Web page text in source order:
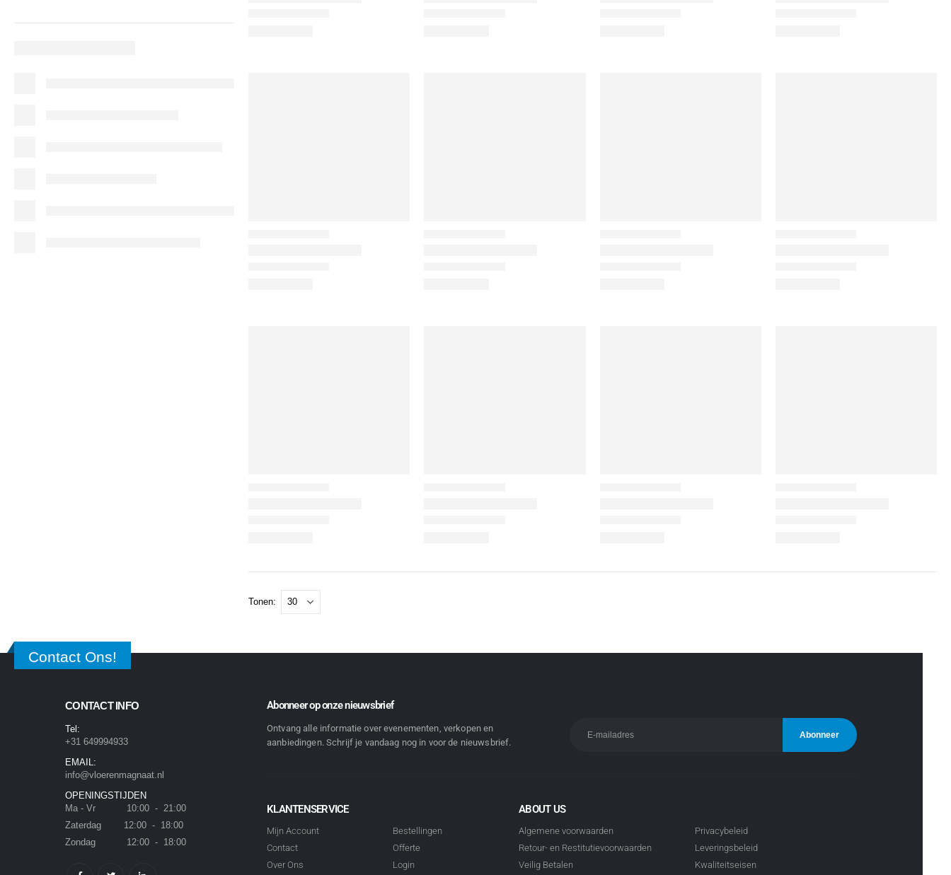
Tonen:
Contact Ons!
CONTACT INFO
Tel:
+31 649994933
EMAIL:
info@vloerenmagnaat.nl
OPENINGSTIJDEN
Ma - Vr 10:00 - 21:00
Zaterdag 12:00 - 18:00
Zondag 12:00 - 18:00
Abonneer op onze nieuwsbrief
Ontvang alle informatie over evenementen, verkopen en
aanbiedingen. Schrijf je vandaag nog in voor de nieuwsbrief.
KLANTENSERVICE
Mijn Account
Contact
Over Ons
Bestellingen
Offerte
Login
ABOUT US
Algemene voorwaarden
Retour- en Restitutievoorwaarden
Veilig Betalen
Privacybeleid
Leveringsbeleid
Kwaliteitseisen